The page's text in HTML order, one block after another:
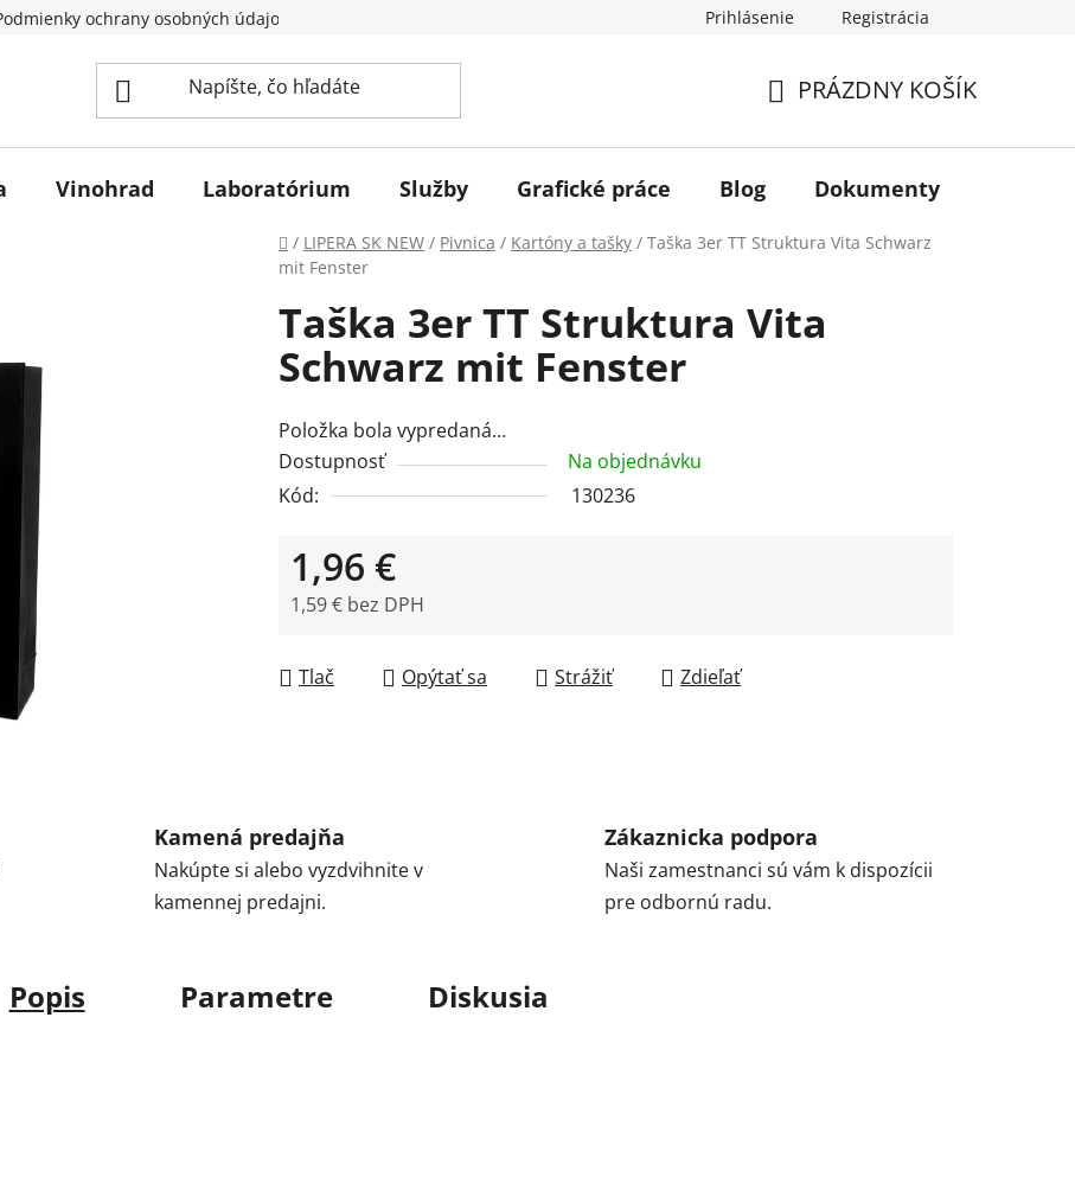
ochrany osobných údajov Prihlásenie Registrácia
KOŠÍK
PRÁZDNY KOŠÍK
Vinohrad Laboratórium Služby Grafické práce Blog Dokumenty
Domov
/ LIPERA SK NEW / Pivnica / Kartóny a tašky / Taška 3er TT Struktura Vita Schwarz
mit Fenster
Taška 3er TT Struktura Vita
Schwarz mit Fenster
Položka bola vypredaná…
Dostupnosť
Na objednávku
Kód:
130236
1,96 €
1,59 € bez DPH
Tlač
Opýtať sa Strážiť Zdieľať
Kamená predajňa
Nakúpte si alebo vyzdvihnite v
kamennej predajni.
Zákaznicka podpora
Naši zamestnanci sú vám k dispozícii
pre odbornú radu.
Popis Parametre Diskusia